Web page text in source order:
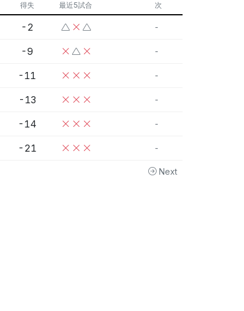
得失 最近5試合 次
-2 -
-9 -
-11 -
-13 -
-14 -
-21 -
Next